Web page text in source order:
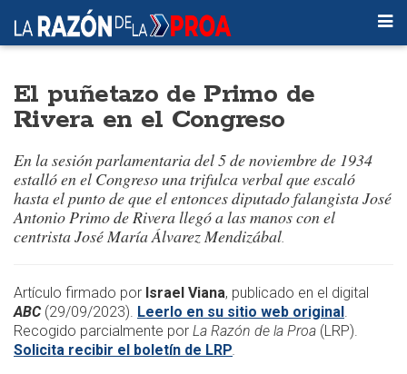
El puñetazo de Primo de
Rivera en el Congreso
En la sesión parlamentaria del 5 de noviembre de 1934
estalló en el Congreso una trifulca verbal que escaló
hasta el punto de que el entonces diputado falangista José
Antonio Primo de Rivera llegó a las manos con el
centrista José María Álvarez Mendizábal
Artículo firmado por Israel Viana, publicado en el digital
ABC (29/09/2023). Leerlo en su sitio web original.
Recogido parcialmente por La Razón de la Proa (LRP).
Solicita recibir el boletín de LRP.